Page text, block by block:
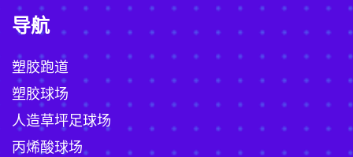
导航
塑胶跑道
塑胶球场
人造草坪足球场
丙烯酸球场